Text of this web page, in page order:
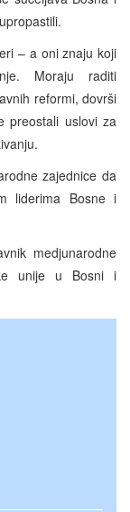
– a oni znaju koji
Moraju raditi
reformi, dovrši
preostali uslovi za
zajednice da
liderima Bosne i
medjunarodne
unije u Bosni i